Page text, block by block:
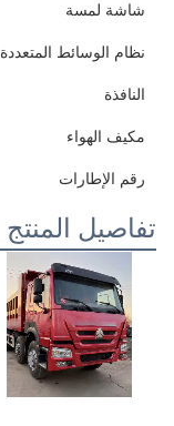
شاشة لمسة
نظام الوسائط المتعددة
النافذة
مكيف الهواء
رقم الإطارات
تفاصيل المنتج